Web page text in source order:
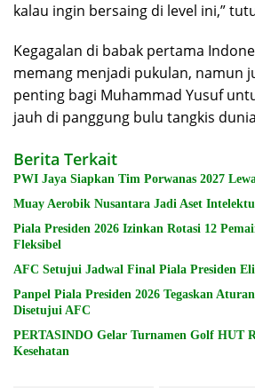
kalau ingin bersaing di level ini,”
Kegagalan di babak pertama
memang menjadi pukulan, namun
penting bagi Muhammad Yusuf
jauh di panggung bulu tangkis
Berita Terkait
PWI Jaya Siapkan Tim Porwanas 2027
Muay Aerobik Nusantara Jadi Aset
Piala Presiden 2026 Izinkan Rotasi 12
Fleksibel
AFC Setujui Jadwal Final Piala Presiden
Panpel Piala Presiden 2026 Tegaskan
Disetujui AFC
PERTASINDO Gelar Turnamen Golf HUT
Kesehatan